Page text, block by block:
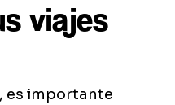
viajes
es importante